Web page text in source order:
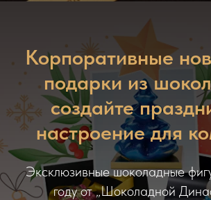
Корпоративные
подарки из
создайте
настроение для
Эксклюзивные шоколадные
году от „Шоколадной